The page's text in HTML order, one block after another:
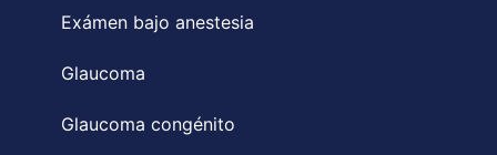
Exámen bajo anestesia
Glaucoma
Glaucoma congénito